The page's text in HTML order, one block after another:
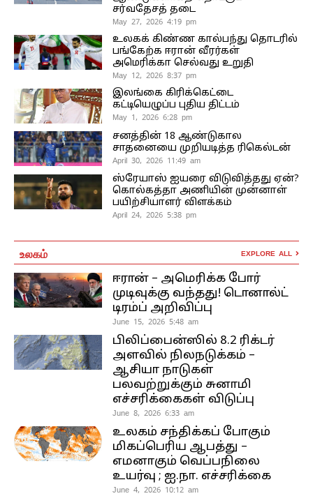
சர்வதேசத் தடை
May 27, 2026 4:19 pm
உலகக் கிண்ண கால்பந்து தொடரில்
பங்கேற்க ஈரான் வீரர்கள்
அமெரிக்கா செல்வது உறுதி
May 12, 2026 8:37 pm
இலங்கை கிரிக்கெட்டை
கட்டியெழுப்ப புதிய திட்டம்
May 1, 2026 6:28 pm
சனத்தின் 18 ஆண்டுகால
சாதனையை முறியடித்த ரிகெல்டன்
April 30, 2026 11:49 am
ஸ்ரேயாஸ் ஐயரை விடுவித்தது ஏன்?
கொல்கத்தா அணியின் முன்னாள்
பயிற்சியாளர் விளக்கம்
April 24, 2026 5:38 pm
உலகம் EXPLORE ALL
ஈரான் – அமெரிக்க போர்
முடிவுக்கு வந்தது! டொனால்ட்
டிரம்ப் அறிவிப்பு
June 15, 2026 5:48 am
பிலிப்பைன்ஸில் 8.2 ரிக்டர்
அளவில் நிலநடுக்கம் –
ஆசியா நாடுகள்
பலவற்றுக்கும் சுனாமி
எச்சரிக்கைகள் விடுப்பு
June 8, 2026 6:33 am
உலகம் சந்திக்கப் போகும்
மிகப்பெரிய ஆபத்து –
எமனாகும் வெப்பநிலை
உயர்வு ; ஐ.நா. எச்சரிக்கை
June 4, 2026 10:12 am